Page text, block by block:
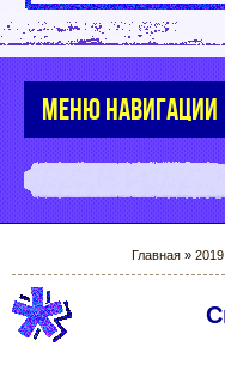
МЕНЮ НАВИГАЦИИ
Главная » 2019